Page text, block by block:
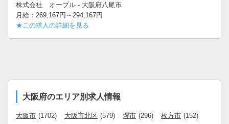
株式会社 オープル - 大阪府八尾市
月給：269,167円～294,167円
★この求人の詳細を見る
大阪府のエリア別求人情報
大阪市 (1702) 大阪市北区 (579) 堺市 (296) 枚方市 (152)